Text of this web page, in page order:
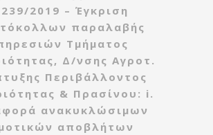
239/2019 – Έγκριση
παραλαβής
Τμήματος
Δ/νσης Αγροτ.
Περιβάλλοντος
& Πρασίνου: i.
ανακυκλώσιμων
αποβλήτων